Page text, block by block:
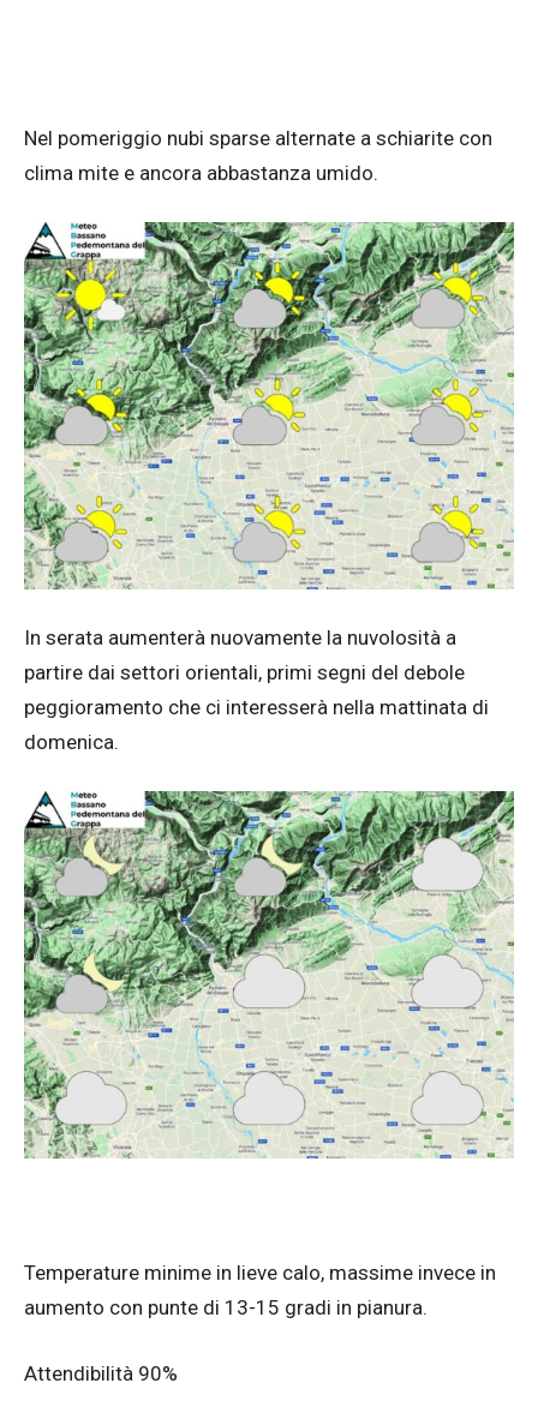
Nel pomeriggio nubi sparse alternate a schiarite con
clima mite e ancora abbastanza umido.
In serata aumenterà nuovamente la nuvolosità a
partire dai settori orientali, primi segni del debole
peggioramento che ci interesserà nella mattinata di
domenica.
Temperature minime in lieve calo, massime invece in
aumento con punte di 13-15 gradi in pianura.
Attendibilità 90%